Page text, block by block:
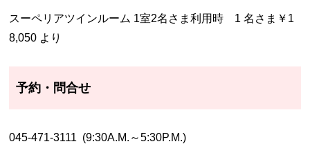
スーペリアツインルーム 1室2名さま利用時 1 名さま￥1
8,050 より
予約・問合せ
045-471-3111 (9:30A.M.～5:30P.M.)